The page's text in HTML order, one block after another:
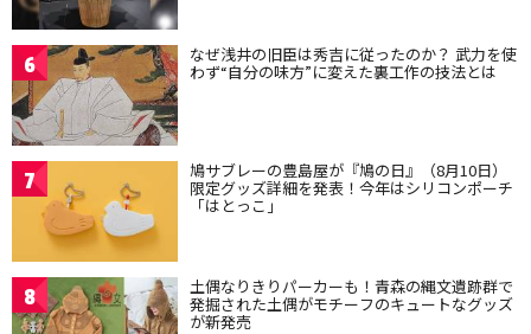
6 なぜ浅井の旧臣は秀吉に従ったのか？ 武力を使
わず“自分の味方”に変えた裏工作の技法とは
7 鳩サブレーの豊島屋が『鳩の日』（8月10日）
限定グッズ詳細を発表！今年はシリコンポーチ
「はとっこ」
8 土偶なりきりパーカーも！青森の縄文遺跡群で
発掘された土偶がモチーフのキュートなグッズ
が新発売